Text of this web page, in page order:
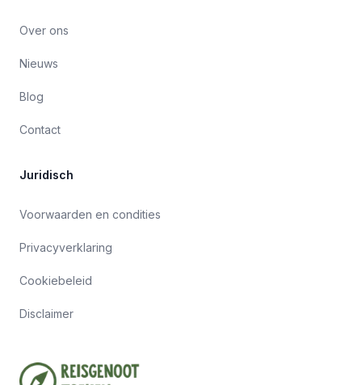
Over ons
Nieuws
Blog
Contact
Juridisch
Voorwaarden en condities
Privacyverklaring
Cookiebeleid
Disclaimer